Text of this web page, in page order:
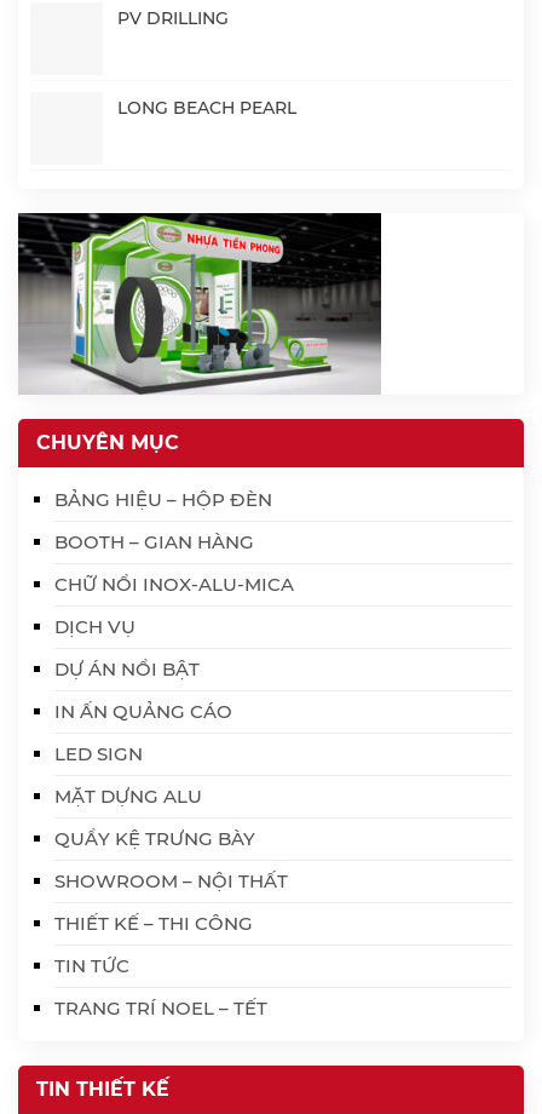
PV DRILLING
LONG BEACH PEARL
CHUYÊN MỤC
BẢNG HIỆU – HỘP ĐÈN
BOOTH – GIAN HÀNG
CHỮ NỔI INOX-ALU-MICA
DỊCH VỤ
DỰ ÁN NỔI BẬT
IN ẤN QUẢNG CÁO
LED SIGN
MẶT DỰNG ALU
QUẦY KỆ TRƯNG BÀY
SHOWROOM – NỘI THẤT
THIẾT KẾ – THI CÔNG
TIN TỨC
TRANG TRÍ NOEL – TẾT
TIN THIẾT KẾ